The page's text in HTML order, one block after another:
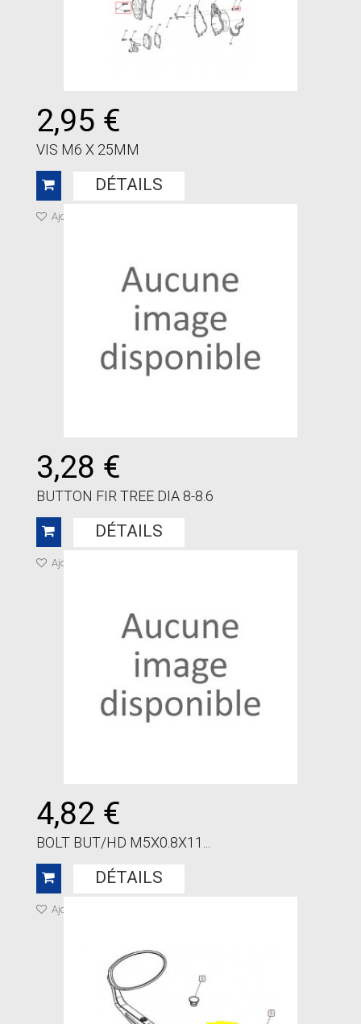
2,95 €
VIS M6 X 25MM
DÉTAILS
Ajouter à ma liste de cadeaux
3,28 €
BUTTON FIR TREE DIA 8-8.6
DÉTAILS
Ajouter à ma liste de cadeaux
4,82 €
BOLT BUT/HD M5X0.8X11...
DÉTAILS
Ajouter à ma liste de cadeaux